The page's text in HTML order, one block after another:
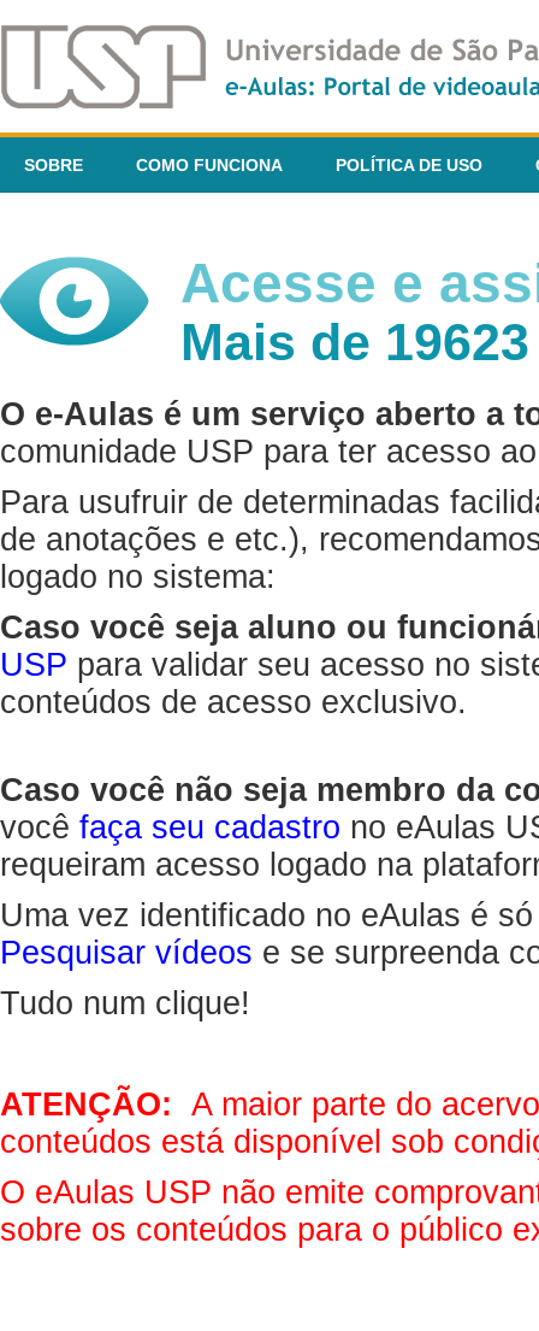
SOBRE COMO FUNCIONA POLÍTICA DE USO
Acesse e
Mais de
O e-Aulas é um serviço aberto a
comunidade USP para ter acesso
Para usufruir de determinadas
de anotações e etc.),
logado no sistema:
Caso você seja aluno ou
USP para validar seu acesso no
conteúdos de acesso exclusivo.
Caso você não seja membro da
você faça seu cadastro no eAulas
requeiram acesso logado na
Uma vez identificado no eAulas é
Pesquisar vídeos e se surpreenda
Tudo num clique!
ATENÇÃO: A maior parte do
conteúdos está disponível sob
O eAulas USP não emite
sobre os conteúdos para o público